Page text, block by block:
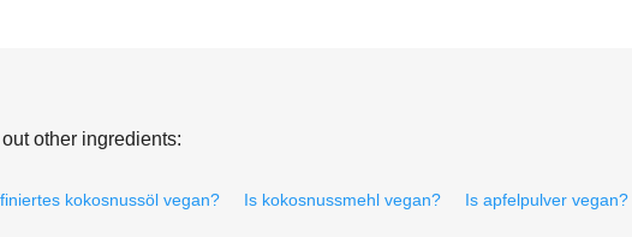
other ingredients:
kokosnussöl vegan? Is kokosnussmehl vegan? Is apfelpulver vegan?